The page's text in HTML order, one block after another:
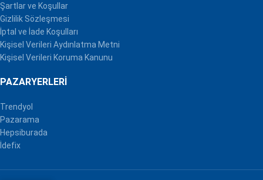
Şartlar ve Koşullar
Gizlilik Sözleşmesi
İptal ve İade Koşulları
Kişisel Verileri Aydınlatma Metni
Kişisel Verileri Koruma Kanunu
PAZARYERLERI
Trendyol
Pazarama
Hepsiburada
İdefix